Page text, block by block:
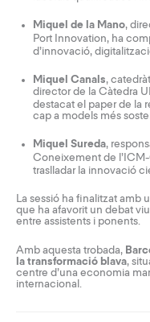
Miquel de la Mano,
Port Innovation, ha
d’innovació,
Miquel Canals,
director de la Càtedra
destacat el paper de la
cap a models més
Miquel Sureda,
Coneixement de
traslladar la innovació
La sessió ha finalitzat amb
que ha afavorit un debat
entre assistents i ponents.
Amb aquesta trobada,
la transformació blava,
centre d’una economia
internacional.